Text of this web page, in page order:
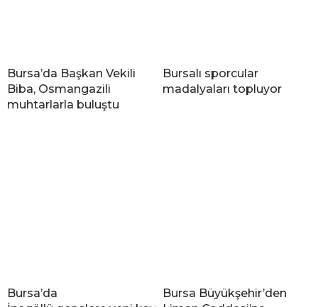
Bursa’da Başkan Vekili
Biba, Osmangazili
muhtarlarla buluştu
Bursalı sporcular
madalyaları topluyor
Bursa’da
Bursa Büyükşehir’den